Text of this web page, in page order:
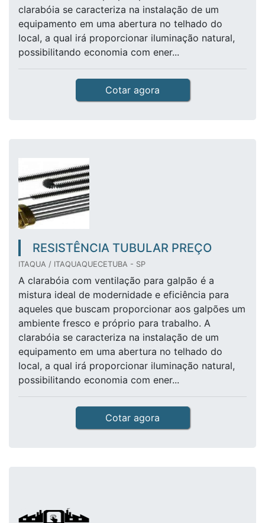
clarabóia se caracteriza na instalação de um
equipamento em uma abertura no telhado do
local, a qual irá proporcionar iluminação natural,
possibilitando economia com ener...
Cotar agora
RESISTÊNCIA TUBULAR PREÇO
ITAQUA / ITAQUAQUECETUBA - SP
A clarabóia com ventilação para galpão é a
mistura ideal de modernidade e eficiência para
aqueles que buscam proporcionar aos galpões um
ambiente fresco e próprio para trabalho. A
clarabóia se caracteriza na instalação de um
equipamento em uma abertura no telhado do
local, a qual irá proporcionar iluminação natural,
possibilitando economia com ener...
Cotar agora